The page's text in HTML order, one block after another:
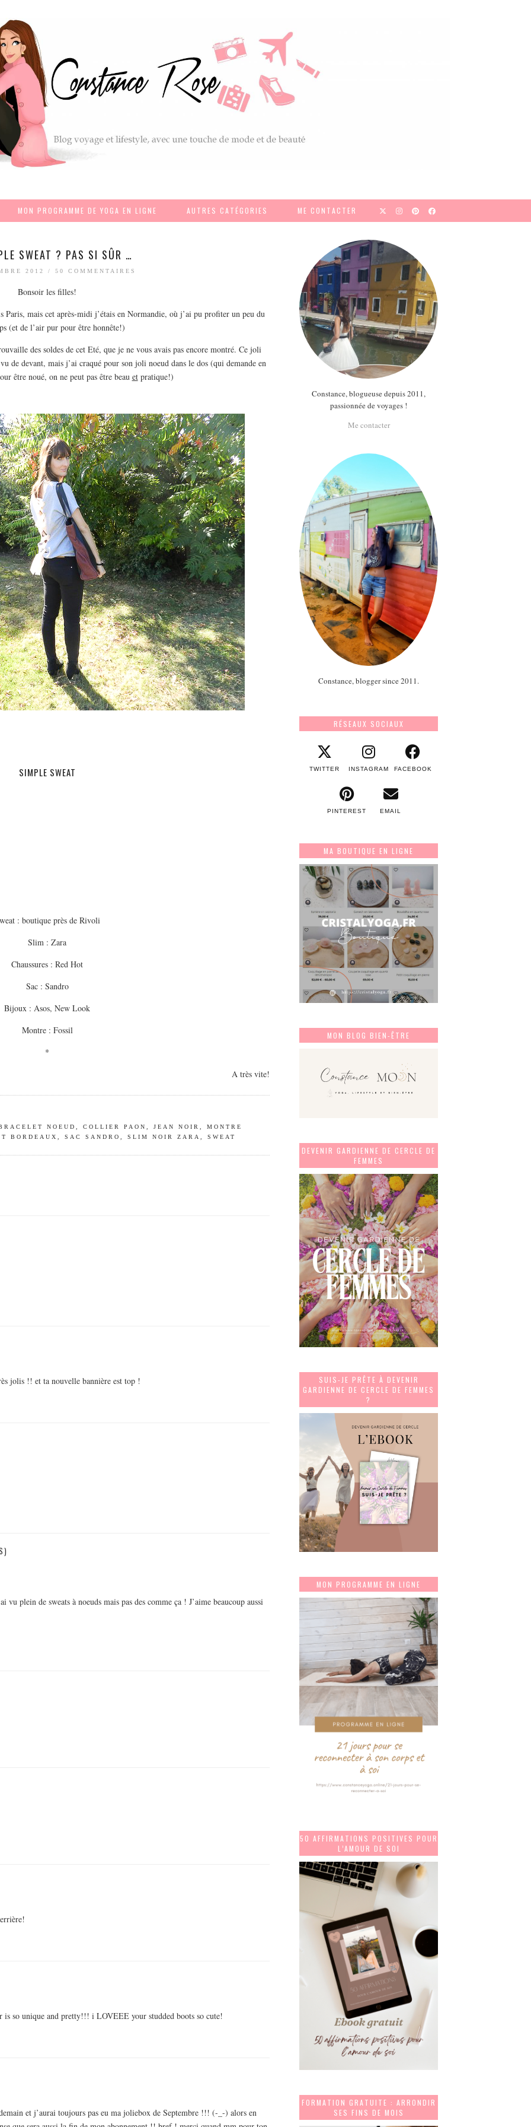
MON PROGRAMME DE YOGA EN LIGNE AUTRES CATÉGORIES ME CONTACTER
SWEAT ? PAS SI SÛR …
2012 /50 COMMENTAIRES
Bonsoir les filles!
mais cet après-midi j’étais en Normandie, où j’ai pu profiter un peu du
(et de l’air pur pour être honnête!)
des soldes de cet Eté, que je ne vous avais pas encore montré. Ce joli
de devant, mais j’ai craqué pour son joli noeud dans le dos (qui demande en
être noué, on ne peut pas être beau etpratique!)
SIMPLE SWEAT
: boutique près de Rivoli
Slim : Zara
Chaussures : Red Hot
Sac : Sandro
Bijoux : Asos, New Look
Montre : Fossil
*
A très vite!
NOEUD , COLLIER PAON , JEAN NOIR , MONTRE
BORDEAUX , SAC SANDRO , SLIM NOIR ZARA , SWEAT
jolis !! et ta nouvelle bannière est top !
plein de sweats à noeuds mais pas des comme ça ! J’aime beaucoup aussi
so unique and pretty!!! i LOVEEE your studded boots so cute!
et j’aurai toujours pas eu ma joliebox de Septembre !!! (-_-) alors en
Constance, blogueuse depuis 2011,
passionnée de voyages !
Me contacter
Constance, blogger since 2011.
RÉSEAUX SOCIAUX
TWITTER INSTAGRAM FACEBOOK
PINTEREST EMAIL
MA BOUTIQUE EN LIGNE
MON BLOG BIEN-ÊTRE
DEVENIR GARDIENNE DE CERCLE DE
FEMMES
SUIS-JE PRÊTE À DEVENIR
GARDIENNE DE CERCLE DE FEMMES
?
MON PROGRAMME EN LIGNE
50 AFFIRMATIONS POSITIVES POUR
L’AMOUR DE SOI
FORMATION GRATUITE : ARRONDIR
SES FINS DE MOIS